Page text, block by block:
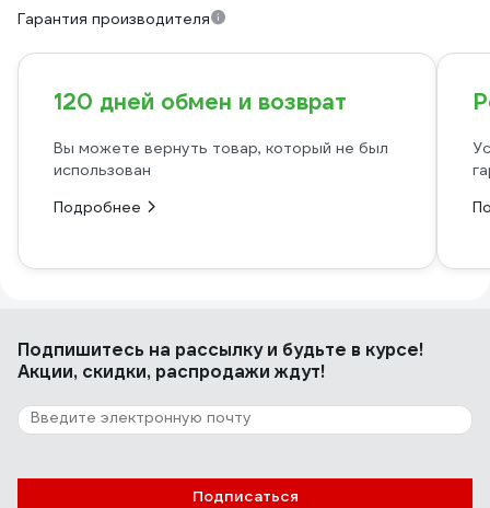
Гарантия производителя
120 дней обмен и возврат
Вы можете вернуть товар, который не был
использован
Подробнее
Подпишитесь на рассылкуи будьте в курсе!
Акции, скидки, распродажи ждут!
Подписаться